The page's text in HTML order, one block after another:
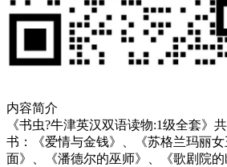
内容简介
《书虫?牛津英汉双语读物:1级全套》
书：《爱情与金钱》、《苏格兰玛丽
面》、《潘德尔的巫师》、《歌剧院的